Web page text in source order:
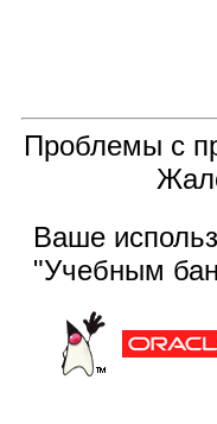
Проблемы с
Ваше
"Учебным